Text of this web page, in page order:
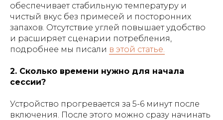
обеспечивает стабильную температуру и
чистый вкус без примесей и посторонних
запахов. Отсутствие углей повышает удобство
и расширяет сценарии потребления,
подробнее мы писали в этой статье.
2. Сколько времени нужно для начала
сессии?
Устройство прогревается за 5-6 минут после
включения. После этого можно сразу начинать